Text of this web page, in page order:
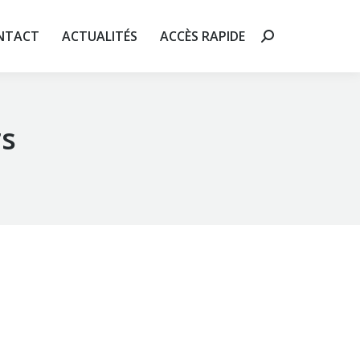
ACTUALITÉS ACCÈS RAPIDE
Recherche
Recherche